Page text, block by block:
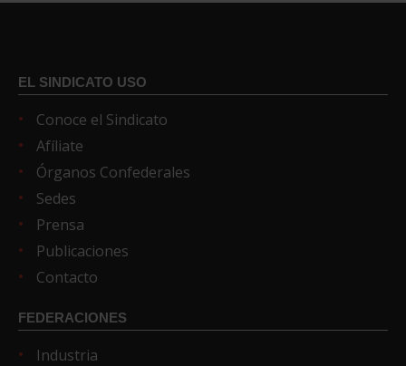
EL SINDICATO USO
Conoce el Sindicato
Afíliate
Órganos Confederales
Sedes
Prensa
Publicaciones
Contacto
FEDERACIONES
Industria